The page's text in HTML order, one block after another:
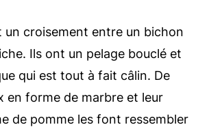
un croisement entre un bichon
Ils ont un pelage bouclé et
qui est tout à fait câlin. De
en forme de marbre et leur
de pomme les font ressembler